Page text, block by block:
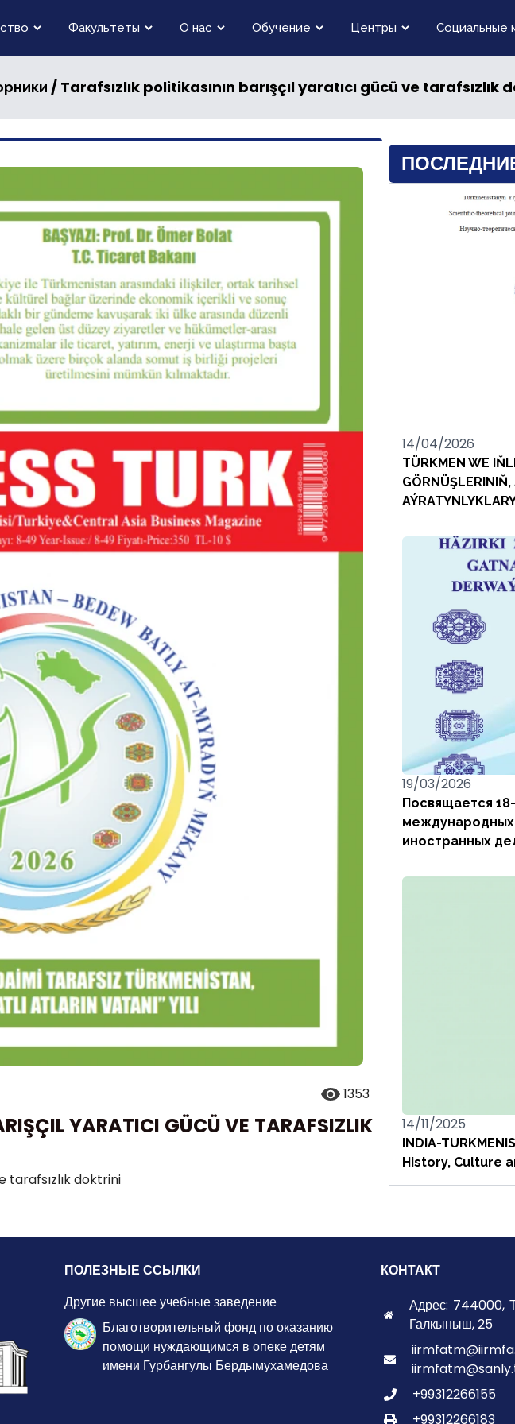
Факультеты О нас Обучение Центры Социальные
/ Tarafsızlık politikasının barışçıl yaratıcı gücü ve tarafsızlık
1353
YARATICI GÜCÜ VE TARAFSIZLIK
tarafsızlık doktrini
14/04/2026
TÜRKMEN WE
19/03/2026
Посвящается
иностранных
14/11/2025
INDIA-
History, Culture
ПОЛЕЗНЫЕ ССЫЛКИ
Другие высшее учебные заведение
Благотворительный фонд по оказанию
помощи нуждающимся в опеке детям
имени Гурбангулы Бердымухамедова
КОНТАКТ
Адрес: 744000,
Галкыныш, 25
+99312266155
+99312266183